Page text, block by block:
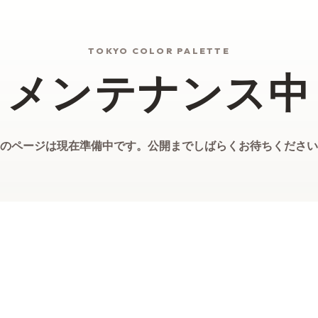
TOKYO COLOR PALETTE
メンテナンス中
ページは現在準備中です。公開までしばらくお待ちくださ